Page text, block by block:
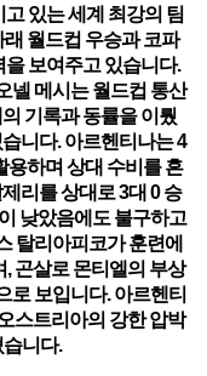
있는 세계 최강의 팀
월드컵 우승과 코파
보여주고 있습니다.
넬 메시 는 월드컵 통산
기록과 동률을 이뤘
니다. 아르헨티나는 4
용하며 상대 수비를 흔
리를 상대로 3대 0 승
낮았음에도 불구하고
탈리아피코가 훈련에
곤살로 몬티엘의 부상
로 보입니다. 아르헨티
스트리아의 강한 압박
니다.